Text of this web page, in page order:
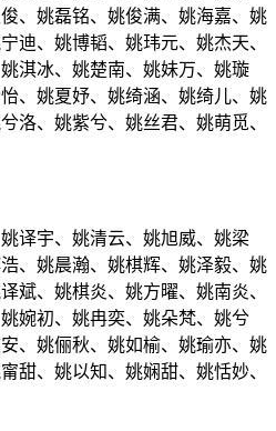
、姚磊铭、姚俊满、姚海嘉、姚
迪、姚博韬、姚玮元、姚杰天、
淇冰、姚楚南、姚妹万、姚璇
、姚夏妤、姚绮涵、姚绮儿、姚
洛、姚紫兮、姚丝君、姚萌觅、
译宇、姚清云、姚旭威、姚梁
、姚晨瀚、姚棋辉、姚泽毅、姚
斌、姚棋炎、姚方曜、姚南炎、
婉初、姚冉奕、姚朵梵、姚兮
、姚俪秋、姚如榆、姚瑜亦、姚
甜、姚以知、姚娴甜、姚恬妙、